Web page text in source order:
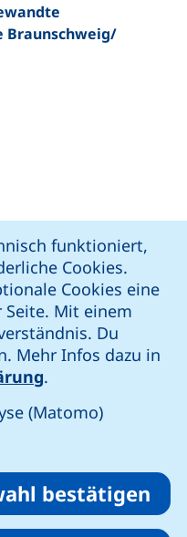
funktioniert,
Cookies.
Cookies eine
Mit einem
Du
Mehr Infos dazu in
.
Cookies akzeptieren
(Matomo)Analyse-
Drittanbieter
bestätigen
Braunschweig/​
öffnet neues Fenster)
Telefonanruf, wenn Ihr
E-Mail-Programm)
Link, öffnet neues
Link, öffnet
Seite (externer Link,
Seite (externer